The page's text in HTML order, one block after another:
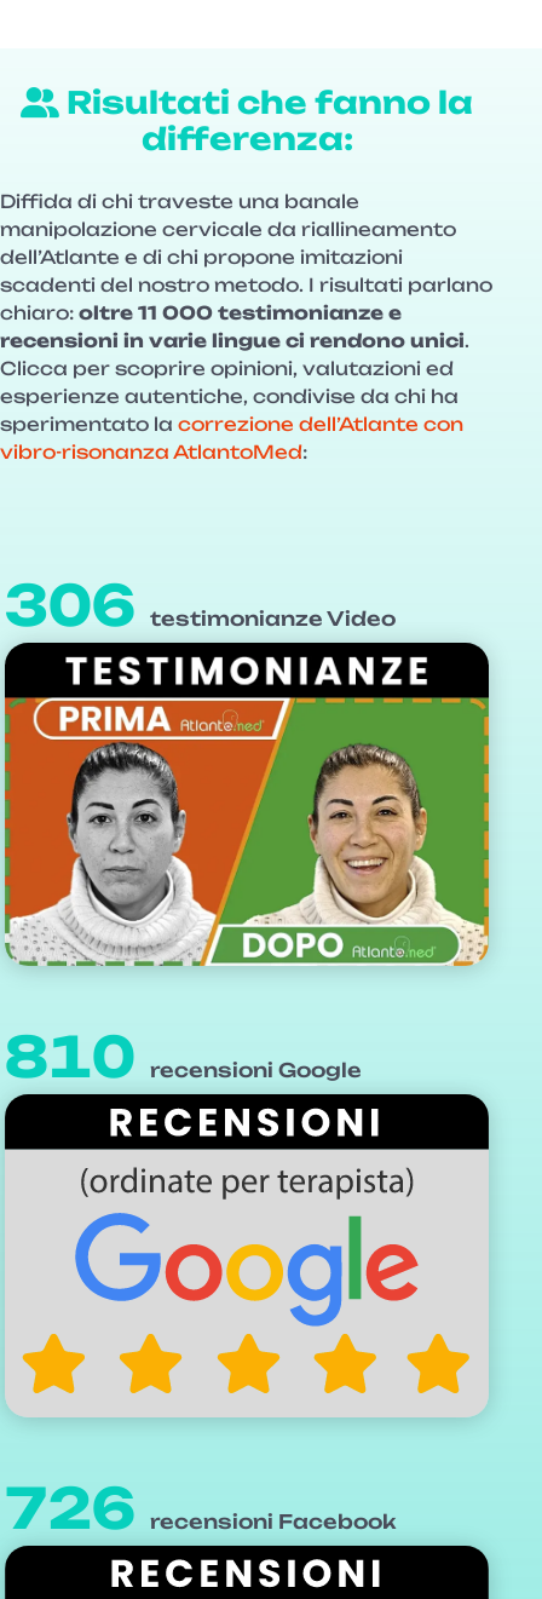
Risultati che fanno la
differenza:
Diffida di chi traveste una banale
manipolazione cervicale da riallineamento
dell’Atlante e di chi propone imitazioni
scadenti del nostro metodo. I risultati parlano
chiaro: oltre 11 000 testimonianze e
recensioni in varie lingue ci rendono unici.
Clicca per scoprire opinioni, valutazioni ed
esperienze autentiche, condivise da chi ha
sperimentato la correzione dell’Atlante con
vibro-risonanza AtlantoMed:
306 testimonianze Video
810 recensioni Google
726 recensioni Facebook